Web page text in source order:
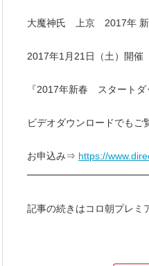
大魔神氏 上京 2017年 新
2017年1月21日（土）開
『2017年新春 スタートダ
ビデオダウンロードでもご
お申込み⇒ https://
記事の続きはコロ朝プレミ